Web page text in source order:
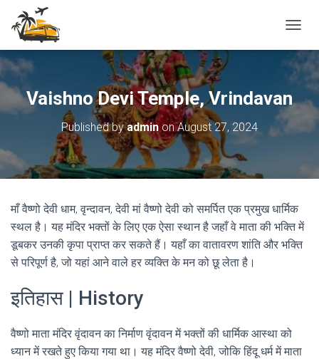
O
G
E
A
I
O
N
Vaishno Devi Temple, Vrindavan
Published byadminonAugust 27, 2024
माँ वैष्णो देवी धाम, वृन्दावन, देवी मां वैष्णो देवी को समर्पित एक प्रमुख धार्मिक
स्थल है। यह मंदिर भक्तों के लिए एक ऐसा स्थान है जहाँ वे माता की भक्ति में
डूबकर उनकी कृपा प्राप्त कर सकते हैं। यहाँ का वातावरण शांति और भक्ति
से परिपूर्ण है, जो यहां आने वाले हर व्यक्ति के मन को छू लेता है।
इतिहास | History
वैष्णो माता मंदिर वृंदावन का निर्माण वृंदावन में भक्तों की धार्मिक आस्था को
ध्यान में रखते हुए किया गया था। यह मंदिर वैष्णो देवी, जोकि हिंदू धर्म में माता